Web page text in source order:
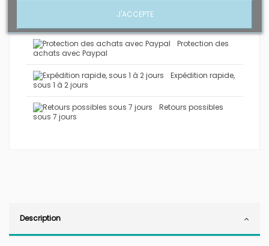
Protection des
achats avec Paypal
Expédition rapide,
sous 1 à 2 jours
Retours possibles
sous 7 jours
Description
J'ACCEPTE